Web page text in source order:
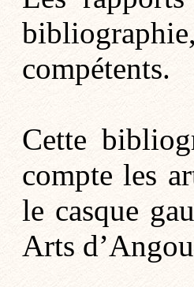
compétents.
Cette
compte les
le casque
Arts